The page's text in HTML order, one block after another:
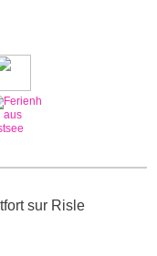
sur Risle